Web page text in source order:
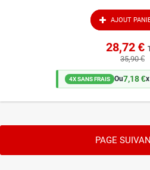
AJOUT
28,72 €
35,90 €
4X SANS FRAIS Ou7,18 €
PAGE